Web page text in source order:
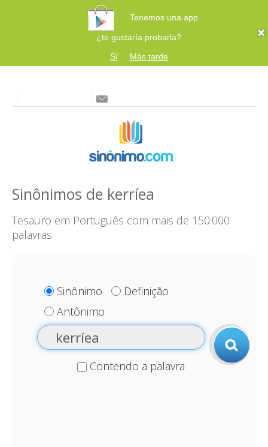
Tenemos una app
¿te gustaría probarla?
Sí
Más tarde
Sinônimos de kerríea
Tesauro em Português com mais de 150.000
palavras
Sinônimo
Definição
Antônimo
Contendo a palavra